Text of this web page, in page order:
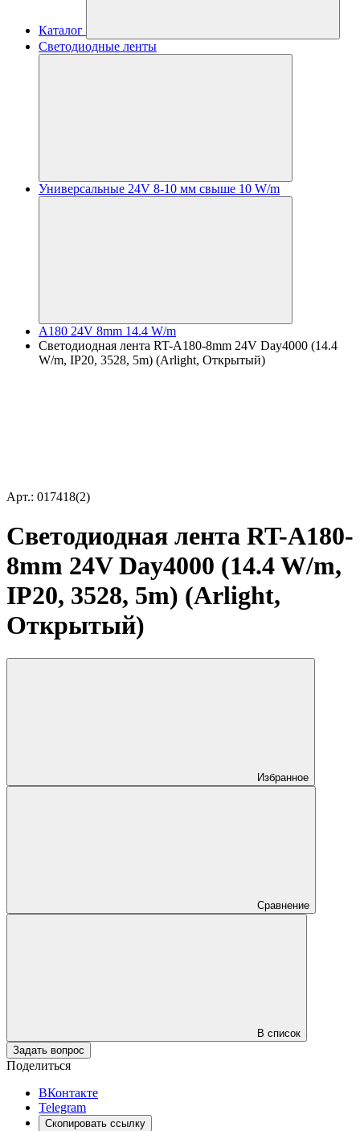
Каталог
Светодиодные ленты
Универсальные 24V 8-10 мм свыше 10 W/m
A180 24V 8mm 14.4 W/m
Светодиодная лента RT-A180-8mm 24V Day4000 (14.4
W/m, IP20, 3528, 5m) (Arlight, Открытый)
Арт.: 017418(2)
Светодиодная лента RT-A180-
8mm 24V Day4000 (14.4 W/m,
IP20, 3528, 5m) (Arlight,
Открытый)
Избранное
Сравнение
В список
Задать вопрос
Поделиться
ВКонтакте
Telegram
Скопировать ссылку